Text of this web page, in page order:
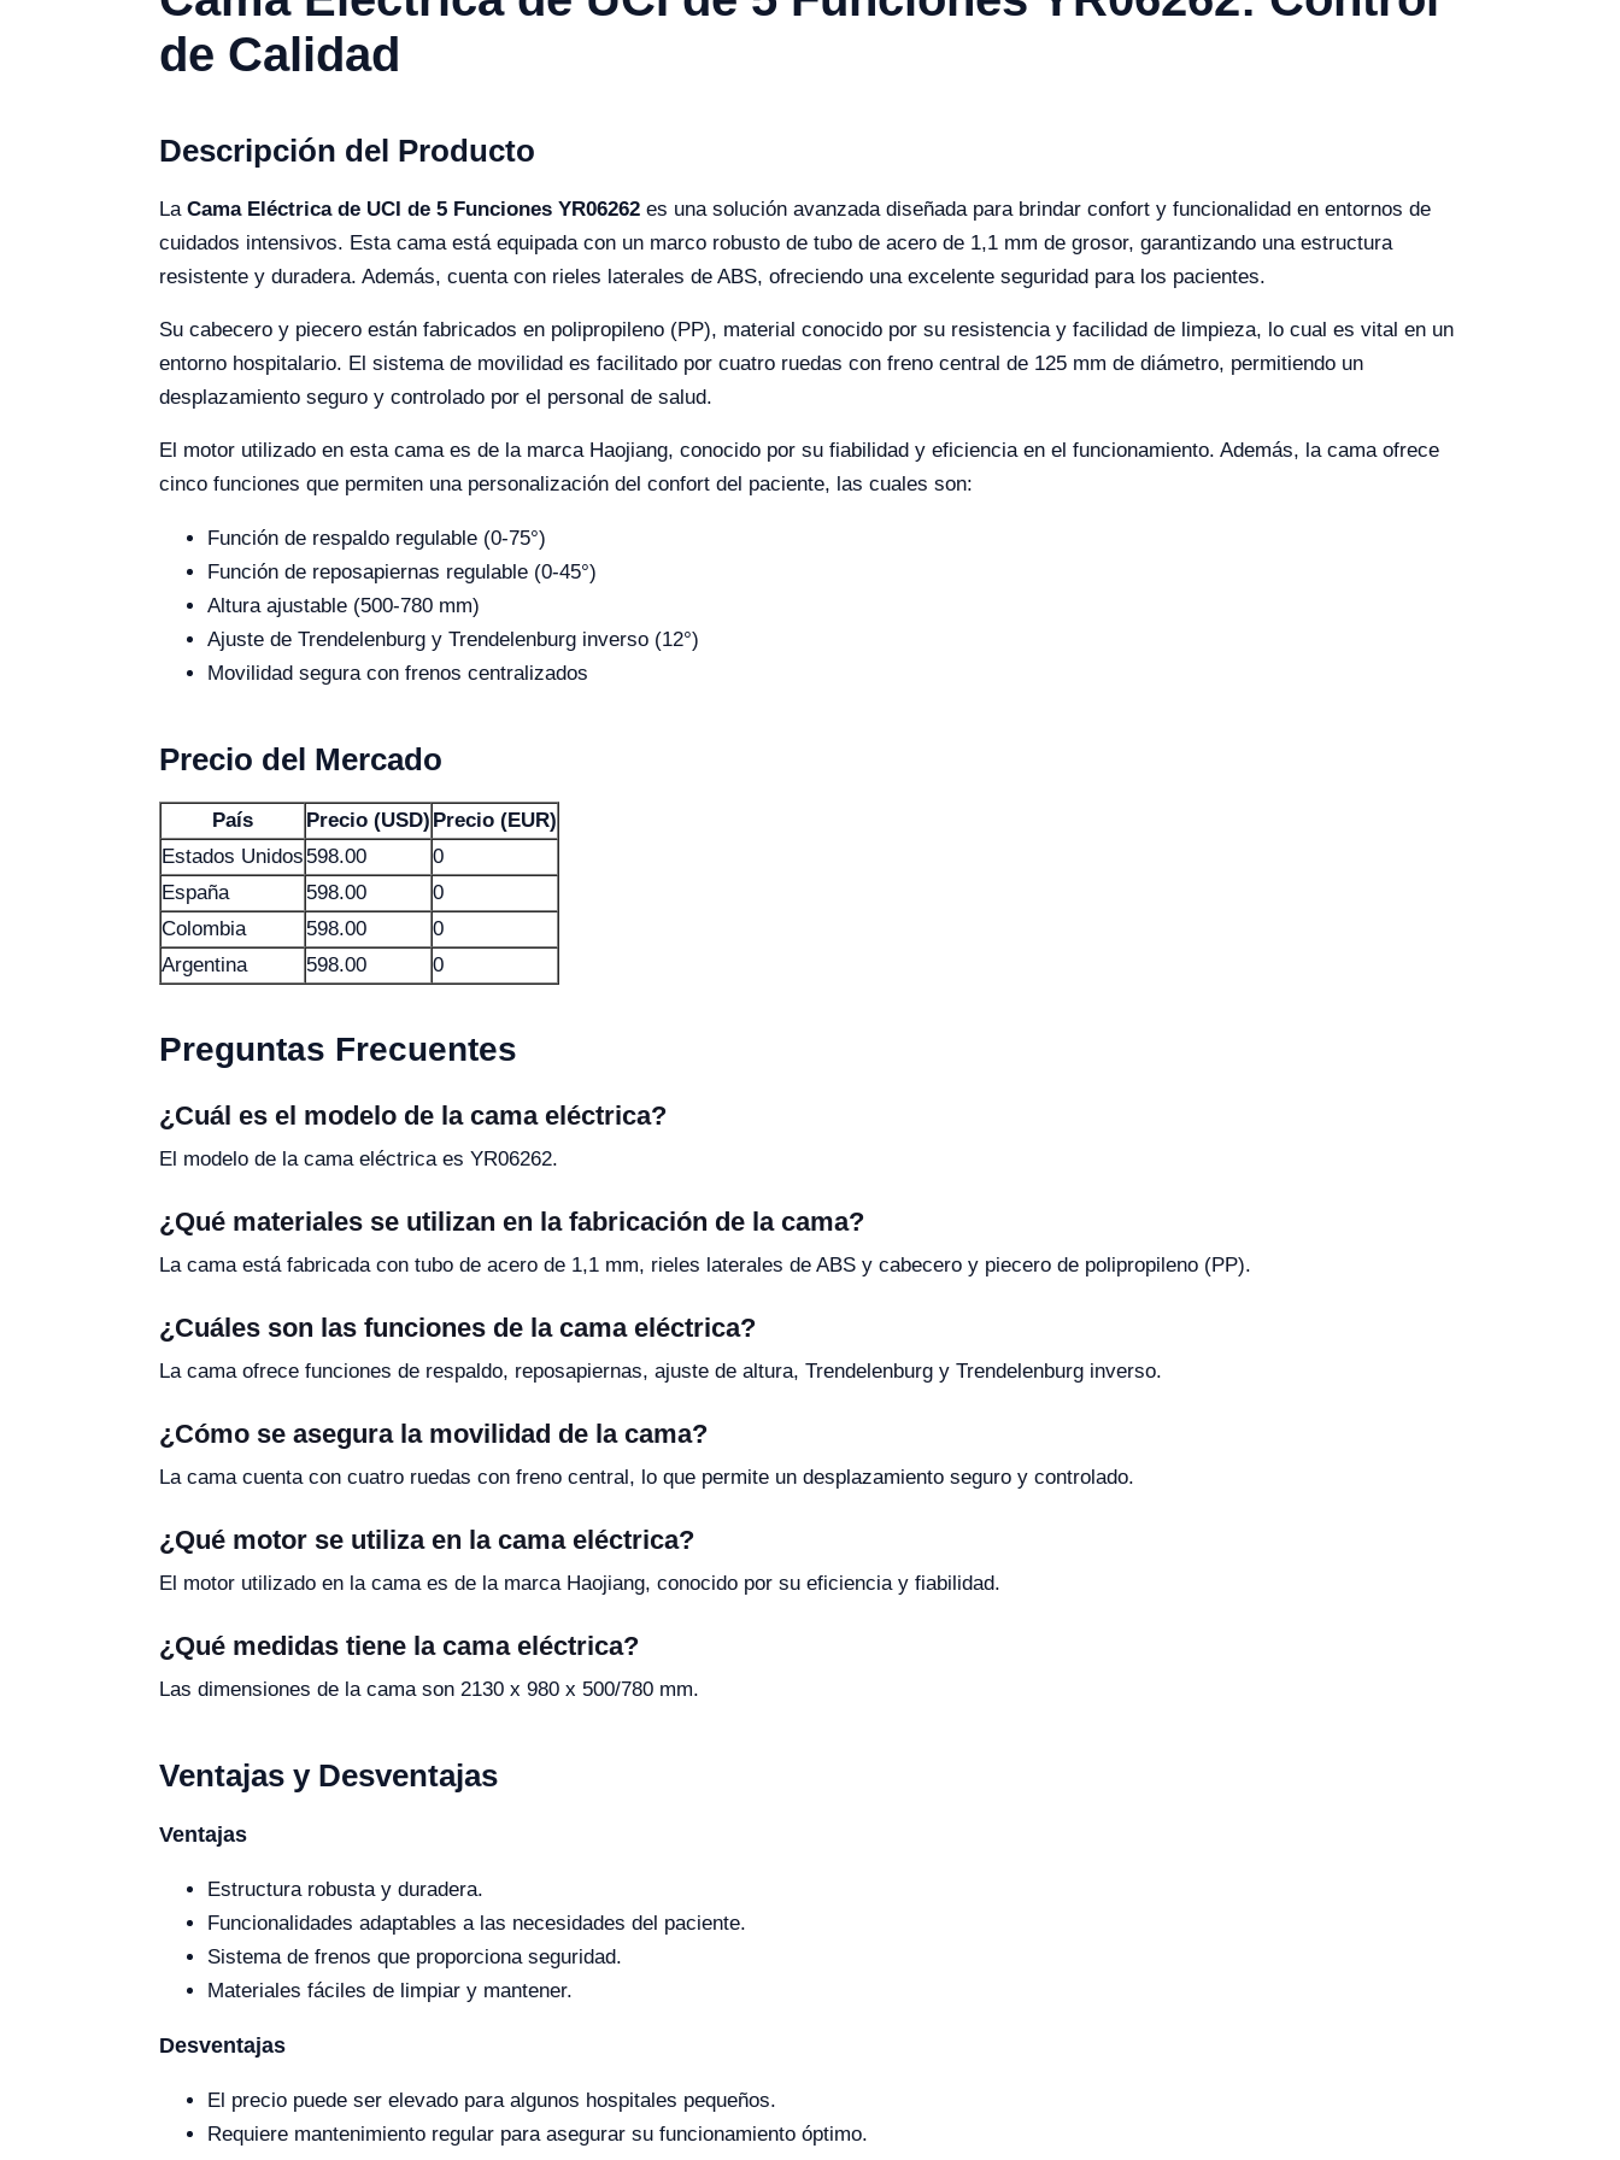
de Calidad
Descripción del Producto
La Cama Eléctrica de UCI de 5 Funciones YR06262 es una solución avanzada diseñada para brindar confort y funcionalidad en entornos de
cuidados intensivos. Esta cama está equipada con un marco robusto de tubo de acero de 1,1 mm de grosor, garantizando una estructura
resistente y duradera. Además, cuenta con rieles laterales de ABS, ofreciendo una excelente seguridad para los pacientes.
Su cabecero y piecero están fabricados en polipropileno (PP), material conocido por su resistencia y facilidad de limpieza, lo cual es vital en un
entorno hospitalario. El sistema de movilidad es facilitado por cuatro ruedas con freno central de 125 mm de diámetro, permitiendo un
desplazamiento seguro y controlado por el personal de salud.
El motor utilizado en esta cama es de la marca Haojiang, conocido por su fiabilidad y eficiencia en el funcionamiento. Además, la cama ofrece
cinco funciones que permiten una personalización del confort del paciente, las cuales son:
Función de respaldo regulable (0-75°)
Función de reposapiernas regulable (0-45°)
Altura ajustable (500-780 mm)
Ajuste de Trendelenburg y Trendelenburg inverso (12°)
Movilidad segura con frenos centralizados
Precio del Mercado
País Precio (USD) Precio (EUR)
Estados Unidos 598.00
0
España
598.00
0
Colombia
598.00
0
Argentina
598.00 0
Preguntas Frecuentes
¿Cuál es el modelo de la cama eléctrica?
El modelo de la cama eléctrica es YR06262.
¿Qué materiales se utilizan en la fabricación de la cama?
La cama está fabricada con tubo de acero de 1,1 mm, rieles laterales de ABS y cabecero y piecero de polipropileno (PP).
¿Cuáles son las funciones de la cama eléctrica?
La cama ofrece funciones de respaldo, reposapiernas, ajuste de altura, Trendelenburg y Trendelenburg inverso.
¿Cómo se asegura la movilidad de la cama?
La cama cuenta con cuatro ruedas con freno central, lo que permite un desplazamiento seguro y controlado.
¿Qué motor se utiliza en la cama eléctrica?
El motor utilizado en la cama es de la marca Haojiang, conocido por su eficiencia y fiabilidad.
¿Qué medidas tiene la cama eléctrica?
Las dimensiones de la cama son 2130 x 980 x 500/780 mm.
Ventajas y Desventajas
Ventajas
Estructura robusta y duradera.
Funcionalidades adaptables a las necesidades del paciente.
Sistema de frenos que proporciona seguridad.
Materiales fáciles de limpiar y mantener.
Desventajas
El precio puede ser elevado para algunos hospitales pequeños.
Requiere mantenimiento regular para asegurar su funcionamiento óptimo.